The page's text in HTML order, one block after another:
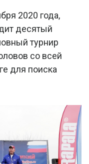
2020 года,
десятый
турнир
со всей
для поиска